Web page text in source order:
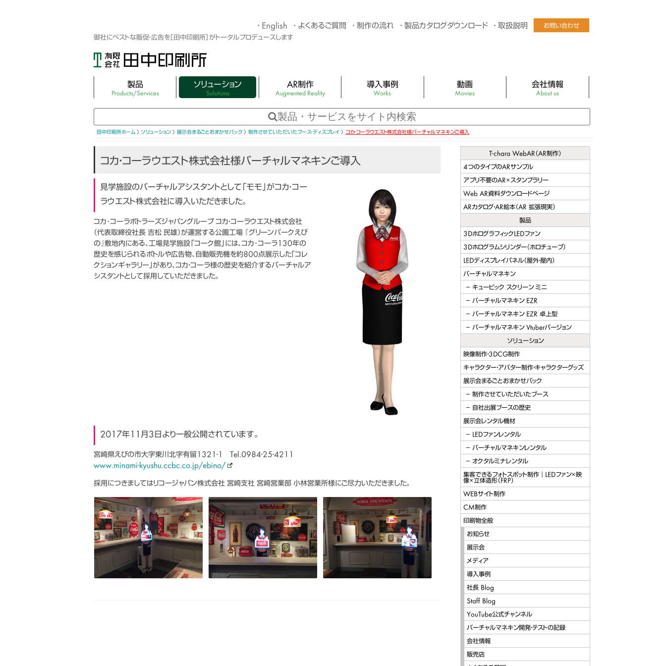
English よくあるご質問 制作の流れ 製品カタログダウンロード 取扱説明
お問い合わせ
御社にベストな販促・広告を［田中印刷所］がトータルプロデュースします
製品
Products/Services
3DホログラフィックLEDファン
3Dホログラムシリンダー
Vtuber×ミラーサイネージ
バーチャルマネキン EZR 卓上型
バーチャルマネキン Vtuberバージョ
ン
ソリューション
Solutions
映像制作・3DCG制作
キャラクター・アバター制作・キャラク
集客できるフォトスポット制作
展示会まるごとおまかせパック
展示会レンタル機材
CM制作
印刷物全般
AR制作
Augmented Reality
4つのタイプのARサンプル
アプリ不要のAR×スタンプラリー
導入事例
Works
動画
Movies
YouTube公式チャンネル
3DホログラフィックLEDファン
バーチャルマネキンEZR
バーチャルマネキンEZR卓上型
キュービック スクリーン ミニ
Vtuberバージョン
キュービック スクリーン
会社情報
About us
社長あいさつ
アクセス
バーチャルマネキン販売店
田中印刷所ホーム〉 ソリューション〉 展示会まるごとおまかせパック 〉 制作させていただいたブース・ディスプレイ 〉 コカ・コーラウエスト株式会社様バーチャルマネキンご導入
コカ・コーラウエスト株式会社様バーチャルマネキンご導入
見学施設のバーチャルアシスタントとして「モモ」がコカ・コー
ラウエスト株式会社に導入いただきました。
コカ･コーラボトラーズジャパングループ コカ・コーラウエスト株式会社
（代表取締役社長 吉松 民雄）が運営する公園工場 『グリーンパークえび
の』敷地内にある、工場見学施設「コーク館」には、コカ･コーラ130年の
歴史を感じられるボトルや広告物、自動販売機を約800点展示した｢コレ
クションギャラリー｣があり、コカ・コーラ様の歴史を紹介するバーチャルア
シスタントとして採用していただきました。
2017年11月3日より一般公開されています。
宮崎県えびの市大字東川北字有留1321-1 Tel.0984-25-4211
www.minami-kyushu.ccbc.co.jp/ebino/
採用につきましてはリコージャパン株式会社 宮崎支社 宮崎営業部 小林営業所様にご尽力いただきました。
T-chara WebAR（AR制作）
4つのタイプのARサンプル
アプリ不要のAR×スタンプラリー
Web AR資料ダウンロードページ
ARカタログ・AR絵本（AR 拡張現実）
製品
3DホログラフィックLEDファン
3Dホログラムシリンダー（ホロチューブ）
LEDディスプレイパネル（屋外・屋内）
バーチャルマネキン
キュービック スクリーン ミニ
バーチャルマネキン EZR
バーチャルマネキン EZR 卓上型
バーチャルマネキン Vtuberバージョン
ソリューション
映像制作・3DCG制作
キャラクター・アバター制作・キャラクターグッズ
展示会まるごとおまかせパック
制作させていただいたブース
自社出展ブースの歴史
展示会レンタル機材
LEDファンレンタル
バーチャルマネキンレンタル
オクタルミナレンタル
集客できるフォトスポット制作｜LEDファン×映
像×立体造形（FRP）
WEBサイト制作
CM制作
印刷物全般
お知らせ
展示会
メディア
導入事例
社長 Blog
Staff Blog
YouTube公式チャンネル
バーチャルマネキン開発・テストの記録
会社情報
販売店